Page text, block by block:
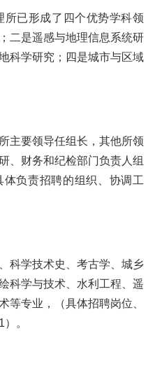
已形成了四个优势学科领
二是遥感与地理信息系统研
科学研究；四是城市与区域
主要领导任组长，其他所领
、财务和纪检部门负责人组
负责招聘的组织、协调工
科学技术史、考古学、城乡
科学与技术、水利工程、遥
等专业，（具体招聘岗位、
。